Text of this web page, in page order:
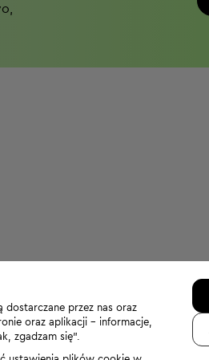
przez nas oraz
oraz aplikacji - informacje,
zgadzam się”.